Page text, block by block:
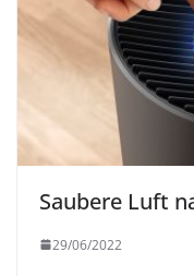
Saubere Luft
29/06/2022